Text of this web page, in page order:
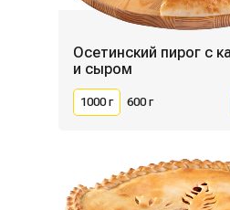
Осетинский пирог с
и сыром
1000 г 600 г